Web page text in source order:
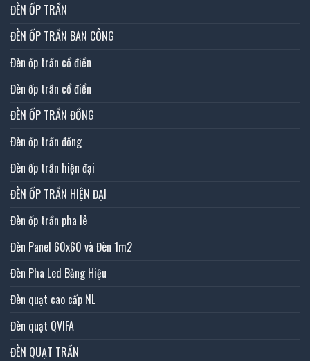
ĐÈN ỐP TRẦN
ĐÈN ỐP TRẦN BAN CÔNG
Đèn ốp trần cổ điển
Đèn ốp trần cổ điển
ĐÈN ỐP TRẦN ĐỒNG
Đèn ốp trần đồng
Đèn ốp trần hiện đại
ĐÈN ỐP TRẦN HIỆN ĐẠI
Đèn ốp trần pha lê
Đèn Panel 60x60 và Đèn 1m2
Đèn Pha Led Bảng Hiệu
Đèn quạt cao cấp NL
Đèn quạt QVIFA
ĐÈN QUẠT TRẦN